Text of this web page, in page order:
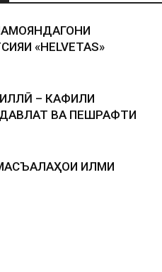
«HELVETAS»
– КАФИЛИ
ВА ПЕШРАФТИ
ИЛМИ